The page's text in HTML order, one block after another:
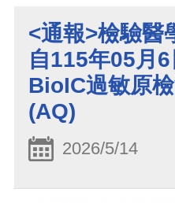
<通報>檢驗醫
自115年05月
BioIC過敏原
(AQ)
2026/5/14